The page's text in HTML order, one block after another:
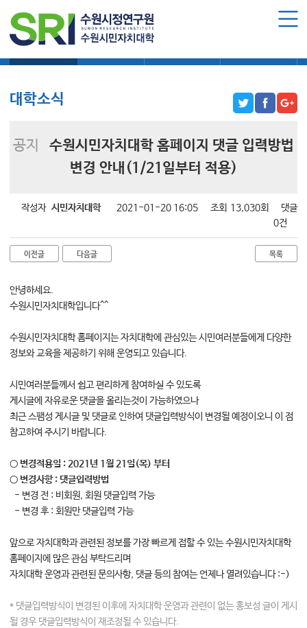
함께하는 곳
학습과정 소개
모집요강
학습보기
기자단소식
참여하기
자주묻는질문
1:1온라인상담
자치동아리
마이페이지
대학소식
공지
수원시민자치대학 홈페이지 댓글 입력방법
변경 안내(1/21일부터 적용)
작성자 시민자치대학 2021-01-20 16:05 조회 13,030회
댓글
0건
이전글 다음글 목록
안녕하세요.
수원시민자치대학입니다^^
수원시민자치대학 홈페이지는 자치대학에 관심있는 시민여러분들에게 다양한
정보와 교육을 제공하기 위해 운영되고 있습니다.
시민여러분들께서 쉽고 편리하게 참여하실 수 있도록
게시글에 자유로운 댓글을 올리는것이 가능하였으나
최근 스팸성 게시글 및 댓글로 인하여 댓글입력방식이 변경될 예정이오니 이 점
참고하여 주시기 바랍니다.
○ 변경적용일 : 2021년 1월 21일(목) 부터
○ 변경사항 : 댓글입력방법
- 변경 전 : 비회원, 회원 댓글입력 가능
- 변경 후 : 회원만 댓글입력 가능
앞으로 자치대학과 관련된 정보를 가장 빠르게 접할 수 있는 수원시민자치대학
홈페이지에 많은 관심 부탁드리며
자치대학 운영과 관련된 문의사항, 댓글 등의 참여는 언제나 열려있습니다 :-)
* 댓글입력방식이 변경된 이후에 자치대학 운영과 관련이 없는 홍보성 글이 게시
될 경우 댓글입력방식이 재조정될 수 있습니다.